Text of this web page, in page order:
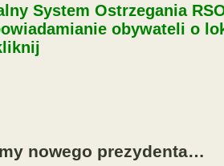
System Ostrzegania
obywateli o
nowego prezydenta…